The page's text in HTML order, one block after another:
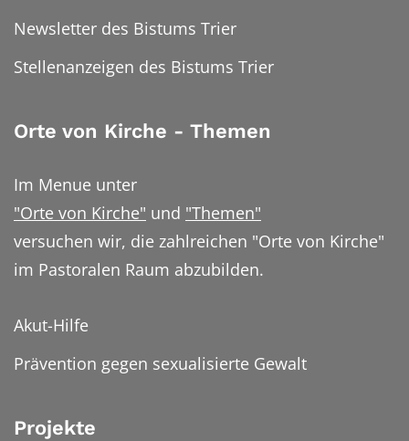
Newsletter des Bistums Trier
Stellenanzeigen des Bistums Trier
Orte von Kirche - Themen
Im Menue unter
"Orte von Kirche" und "Themen"
versuchen wir, die zahlreichen "Orte von Kirche"
im Pastoralen Raum abzubilden.
Akut-Hilfe
Prävention gegen sexualisierte Gewalt
Projekte